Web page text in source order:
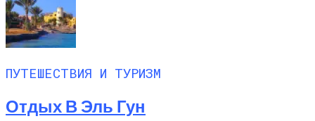
ПУТЕШЕСТВИЯ И ТУРИЗМ
Отдых В Эль Гун